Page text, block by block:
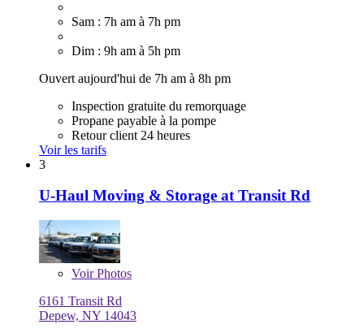
Sam : 7h am à 7h pm
Dim : 9h am à 5h pm
Ouvert aujourd'hui de 7h am à 8h pm
Inspection gratuite du remorquage
Propane payable à la pompe
Retour client 24 heures
Voir les tarifs
3
U-Haul Moving & Storage at Transit Rd
VoirPhotos
6161 Transit Rd
Depew, NY 14043